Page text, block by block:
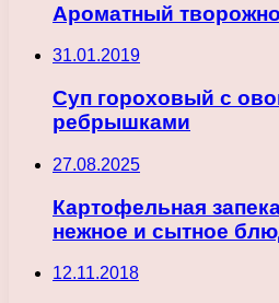
Ароматный
31.01.2019
Суп гороховый с
ребрышками
27.08.2025
Картофельная
нежное и сытное
12.11.2018